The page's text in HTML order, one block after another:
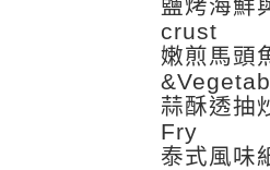
鹽烤海鮮
crust
嫩煎馬頭
蒜酥透抽
Fry
泰式風味